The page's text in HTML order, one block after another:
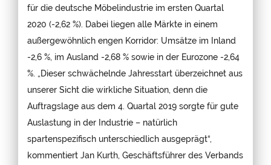
für die deutsche Möbelindustrie im ersten Quartal
2020 (-2,62 %). Dabei liegen alle Märkte in einem
außergewöhnlich engen Korridor: Umsätze im Inland
-2,6 %, im Ausland -2,68 % sowie in der Eurozone -2,64
%. „Dieser schwächelnde Jahresstart überzeichnet aus
unserer Sicht die wirkliche Situation, denn die
Auftragslage aus dem 4. Quartal 2019 sorgte für gute
Auslastung in der Industrie – natürlich
spartenspezifisch unterschiedlich ausgeprägt“,
kommentiert Jan Kurth, Geschäftsführer des Verbands